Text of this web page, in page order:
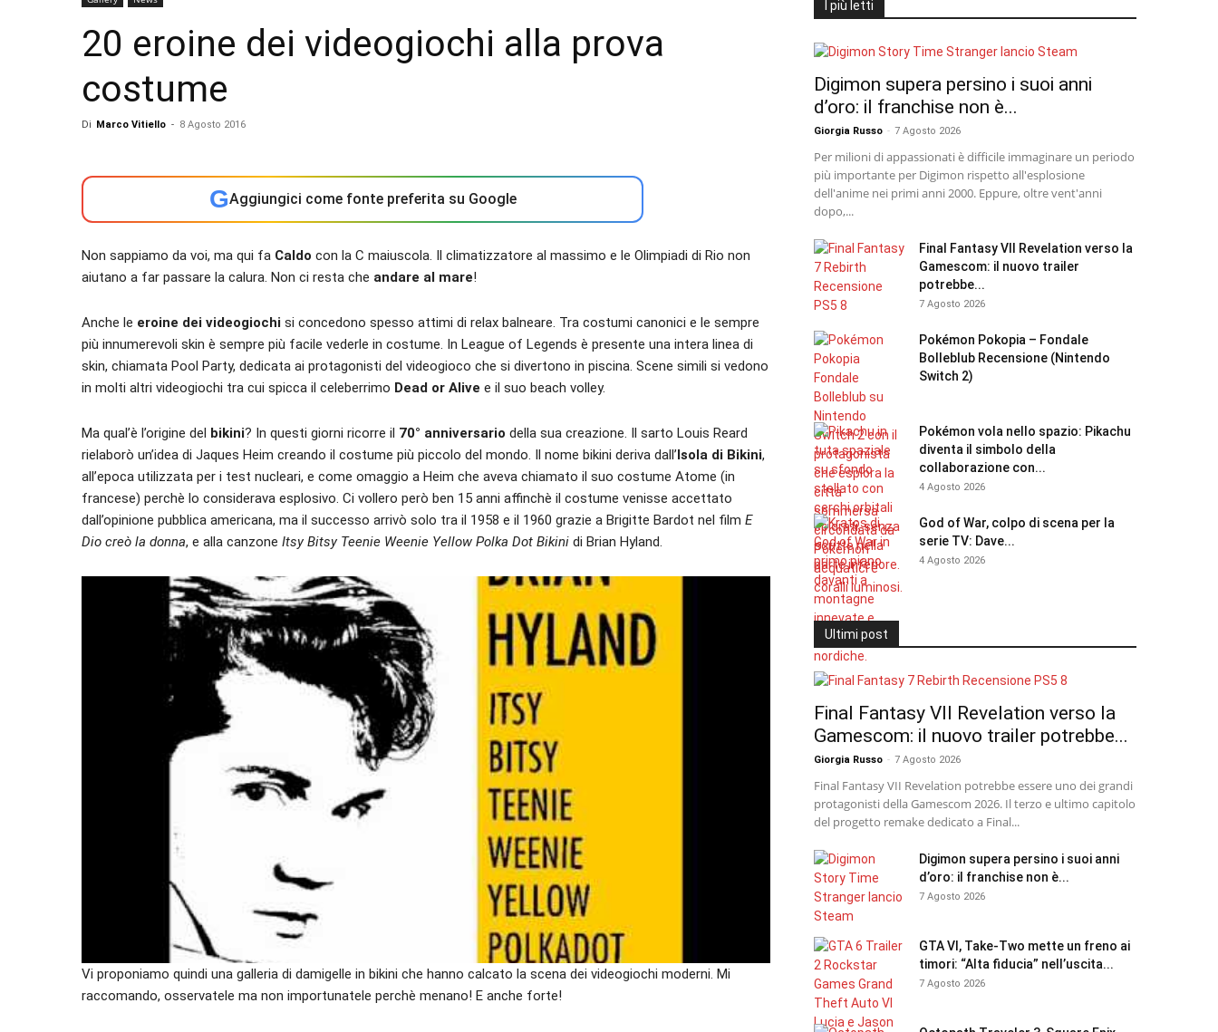
20 eroine dei videogiochi alla prova
costume
Di Marco Vitiello - 8 Agosto 2016
GAggiungici come fonte preferita su Google
Non sappiamo da voi, ma qui fa Caldo con la C maiuscola. Il climatizzatore al massimo e le Olimpiadi di Rio non
aiutano a far passare la calura. Non ci resta che andare al mare!
Anche le eroine dei videogiochi si concedono spesso attimi di relax balneare. Tra costumi canonici e le sempre
più innumerevoli skin è sempre più facile vederle in costume. In League of Legends è presente una intera linea di
skin, chiamata Pool Party, dedicata ai protagonisti del videogioco che si divertono in piscina. Scene simili si vedono
in molti altri videogiochi tra cui spicca il celeberrimo Dead or Alive e il suo beach volley.
Ma qual’è l’origine del bikini? In questi giorni ricorre il 70° anniversario della sua creazione. Il sarto Louis Reard
rielaborò un’idea di Jaques Heim creando il costume più piccolo del mondo. Il nome bikini deriva dall’Isola di Bikini,
all’epoca utilizzata per i test nucleari, e come omaggio a Heim che aveva chiamato il suo costume Atome (in
francese) perchè lo considerava esplosivo. Ci vollero però ben 15 anni affinchè il costume venisse accettato
dall’opinione pubblica americana, ma il successo arrivò solo tra il 1958 e il 1960 grazie a Brigitte Bardot nel film E
Dio creò la donna, e alla canzone Itsy Bitsy Teenie Weenie Yellow Polka Dot Bikini di Brian Hyland.
Vi proponiamo quindi una galleria di damigelle in bikini che hanno calcato la scena dei videogiochi moderni. Mi
raccomando, osservatele ma non importunatele perchè menano! E anche forte!
I più letti
Digimon supera persino i suoi anni
d’oro: il franchise non è...
Giorgia Russo - 7 Agosto 2026
Per milioni di appassionati è difficile immaginare un periodo
più importante per Digimon rispetto all'esplosione
dell'anime nei primi anni 2000. Eppure, oltre vent'anni
dopo,...
Final Fantasy VII Revelation verso la
Gamescom: il nuovo trailer
potrebbe...
7 Agosto 2026
Pokémon Pokopia – Fondale
Bolleblub Recensione (Nintendo
Switch 2)
Pokémon vola nello spazio: Pikachu
diventa il simbolo della
collaborazione con...
4 Agosto 2026
God of War, colpo di scena per la
serie TV: Dave...
4 Agosto 2026
Ultimi post
Final Fantasy VII Revelation verso la
Gamescom: il nuovo trailer potrebbe...
Giorgia Russo - 7 Agosto 2026
Final Fantasy VII Revelation potrebbe essere uno dei grandi
protagonisti della Gamescom 2026. Il terzo e ultimo capitolo
del progetto remake dedicato a Final...
Digimon supera persino i suoi anni
d’oro: il franchise non è...
7 Agosto 2026
GTA VI, Take-Two mette un freno ai
timori: “Alta fiducia” nell’uscita...
7 Agosto 2026